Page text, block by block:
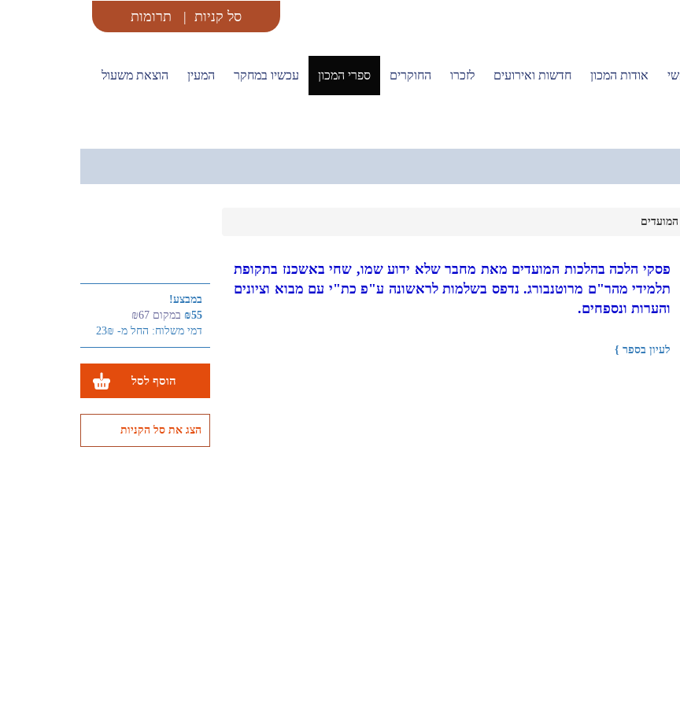
סל קניות | תרומות
אודות המכון חדשות ואירועים לזכרו החוקרים ספרי המכון עכשיו במחקר המעין הוצאת משעול
פסקי הלכה בהלכות המועדים מאת מחבר שלא ידוע שמו, שחי באשכנז בתקופת
תלמידי מהר"ם מרוטנבורג. נדפס בשלמות לראשונה ע"פ כת"י עם מבוא וציונים
והערות ונספחים.
לעיון בספר }
במבצע!
₪55 במקום ₪67
דמי משלוח: החל מ- 23₪
הוסף לסל
הצג את סל הקניות